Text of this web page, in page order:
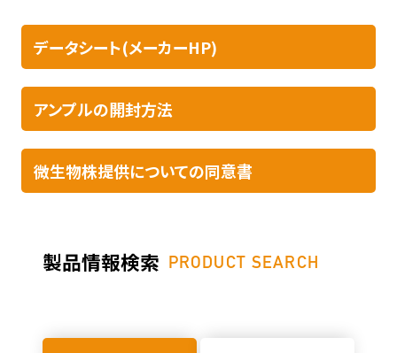
データシート(メーカーHP)
アンプルの開封方法​
微生物株提供についての同意書
製品情報検索 PRODUCT SEARCH